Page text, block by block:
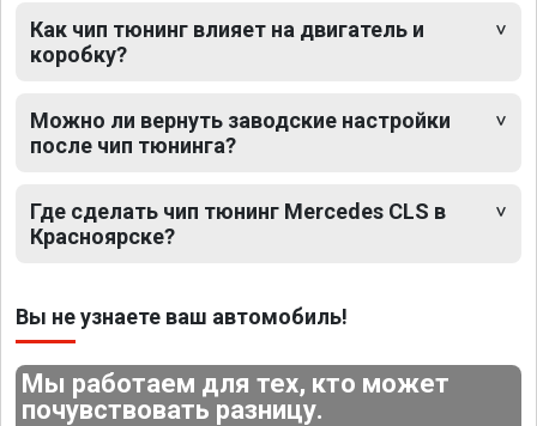
Как чип тюнинг влияет на двигатель и
коробку?
Можно ли вернуть заводские настройки
после чип тюнинга?
Где сделать чип тюнинг Mercedes CLS в
Красноярске?
Вы не узнаете ваш автомобиль!
Мы работаем для тех, кто может
почувствовать разницу.